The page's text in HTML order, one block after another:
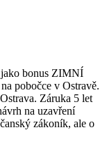
jako bonus ZIMNÍ
pobočce v Ostravě.
Záruka 5 let
na uzavření
zákoník, ale o